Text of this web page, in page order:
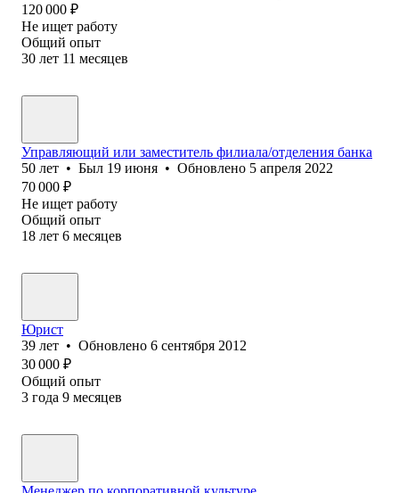
120 000 ₽
Не ищет работу
Общий опыт
30 лет 11 месяцев
Управляющий или заместитель филиала/отделения банка
50 лет • Был 19 июня • Обновлено 5 апреля 2022
70 000 ₽
Не ищет работу
Общий опыт
18 лет 6 месяцев
Юрист
39 лет • Обновлено 6 сентября 2012
30 000 ₽
Общий опыт
3 года 9 месяцев